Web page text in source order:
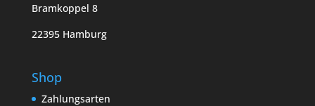
Bramkoppel 8
22395 Hamburg
Shop
Zahlungsarten